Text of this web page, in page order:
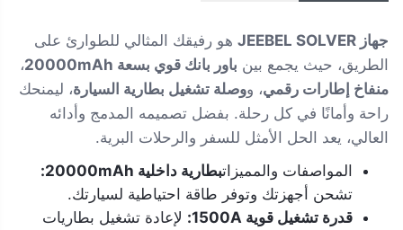
جهاز JEEBEL SOLVER
هو رفيقك المثالي للطوارئ على
الطريق، حيث يجمع بين باور بانك قوي بسعة 20000mAh
،
منفاخ إطارات رقمي، ووصلة تشغيل بطارية السيارة، ليمنحك
راحة وأمانًا في كل رحلة. بفضل تصميمه المدمج وأدائه
العالي، يعد الحل الأمثل للسفر والرحلات البرية.
المواصفات والمميزاتبطارية داخلية 20000mAh:
تشحن أجهزتك وتوفر طاقة احتياطية لسيارتك.
قدرة تشغيل قوية 1500A:
لإعادة تشغيل بطاريات